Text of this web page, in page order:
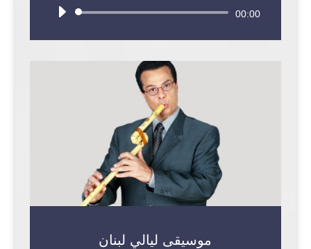
Audio
00:00
موسيقى ليالي لبنان